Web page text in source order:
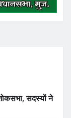
सदस्यों ने